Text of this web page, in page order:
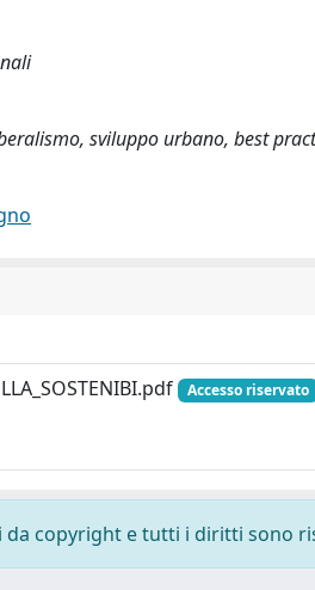
sviluppo urbano, best
Accesso riservato
copyright e tutti i diritti sono